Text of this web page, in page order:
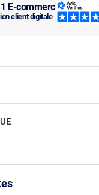
E-commerce
client digitale